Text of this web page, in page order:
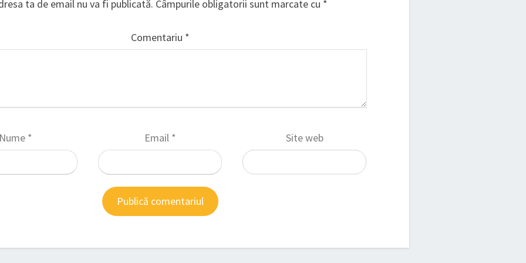
ta de email nu va fi publicată. Câmpurile obligatorii sunt marcate cu *
Comentariu *
* Email * Site web